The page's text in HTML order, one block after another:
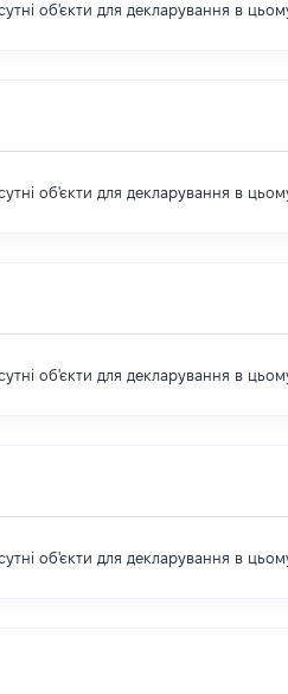
об'єкти для декларування в
об'єкти для декларування в
об'єкти для декларування в
об'єкти для декларування в